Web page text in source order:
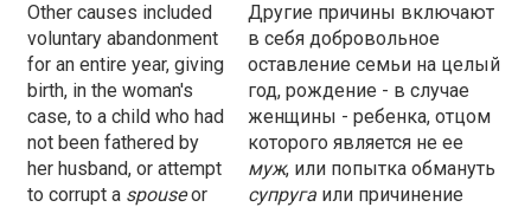
Other causes included
voluntary abandonment
for an entire year, giving
birth, in the woman's
case, to a child who had
not been fathered by
her husband, or attempt
to corrupt a spouseor
Другие причины включают
в себя добровольное
оставление семьи на целый
год, рождение - в случае
женщины - ребенка, отцом
которого является не ее
муж, или попытка обмануть
супруга или причинение